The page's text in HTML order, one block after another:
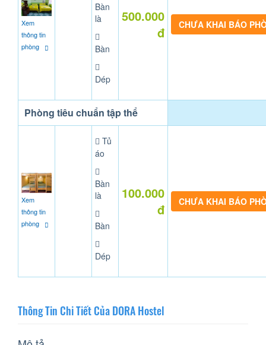
Xem
thông tin
phòng
Bàn
là
Bàn
Dép
500.000
đ
CHƯA KHAI BÁO
Phòng tiêu chuẩn tập thể
Xem
thông tin
phòng
Tủ
áo
Bàn
là
Bàn
Dép
100.000
đ
CHƯA KHAI BÁO
Thông Tin Chi Tiết Của DORA Hostel